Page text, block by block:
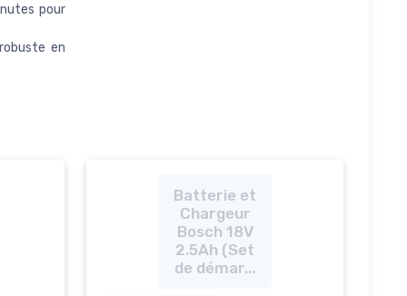
pour
en
Batterie et
Chargeur
Bosch 18V
2.5Ah (Set
de démar...